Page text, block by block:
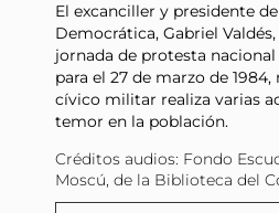
El excanciller y presidente
Democrática, Gabriel
jornada de protesta
para el 27 de marzo de
cívico militar realiza varias
temor en la población.
Créditos audios: Fondo
Moscú, de la Biblioteca del